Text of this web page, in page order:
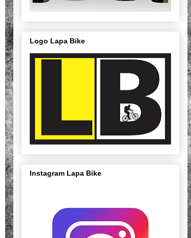
Logo Lapa Bike
Instagram Lapa Bike